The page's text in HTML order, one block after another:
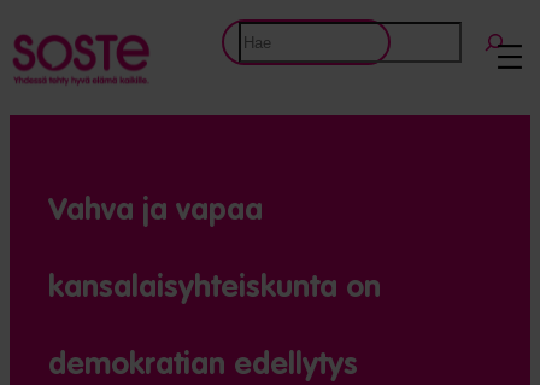
Etsi
Vahva ja vapaa
kansalaisyhteiskunta on
demokratian edellytys